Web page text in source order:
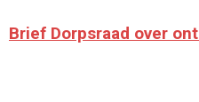
Brief Dorpsraad over